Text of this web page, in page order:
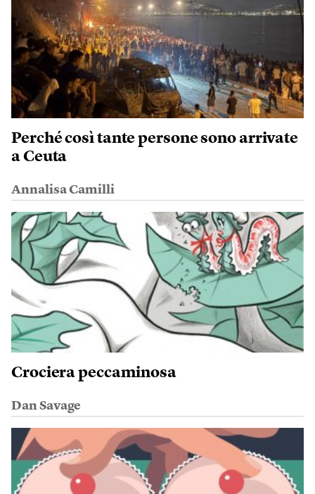
Perché così tante persone sono arrivate
a Ceuta
Annalisa Camilli
Crociera peccaminosa
Dan Savage